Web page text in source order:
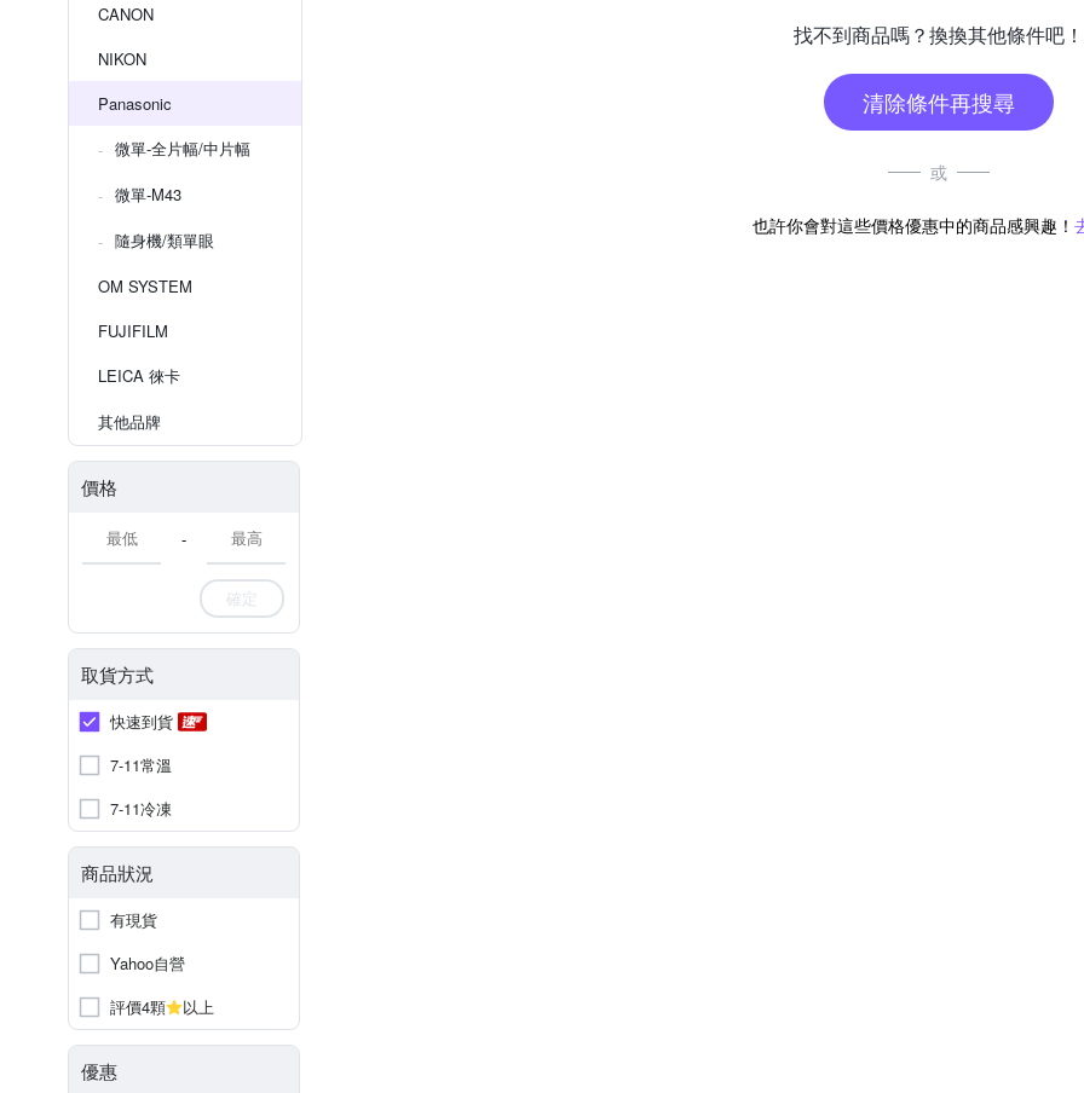
CANON
NIKON
Panasonic
微單-全片幅/中片幅
微單-M43
隨身機/類單眼
OM SYSTEM
FUJIFILM
LEICA 徠卡
其他品牌
價格
-
確定
取貨方式
快速到貨
7-11常溫
7-11冷凍
商品狀況
有現貨
Yahoo自營
評價4顆
以上
優惠
找不到商品嗎？換換其他條件吧！
清除條件再搜尋
或
也許你會對這些價格優惠中的商品感興趣！